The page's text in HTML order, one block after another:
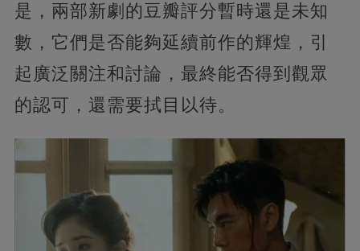
是，兩部新劇的豆瓣評分暫時還是未知
數，它們是否能夠延續前作的輝煌，引
起廣泛關注和討論，最終能否得到觀眾
的認可，還需要拭目以待。